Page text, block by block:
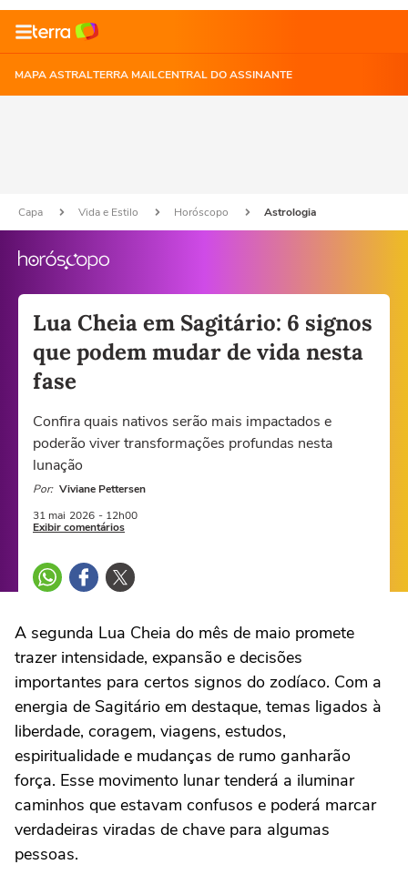
MAPA ASTRALTERRA MAILCENTRAL DO ASSINANTE
Capa Vida e Estilo Horóscopo Astrologia
Lua Cheia em Sagitário: 6 signos
que podem mudar de vida nesta
fase
Confira quais nativos serão mais impactados e
poderão viver transformações profundas nesta
lunação
Por: Viviane Pettersen
31 mai 2026 - 12h00
Exibir comentários
A segunda Lua Cheia do mês de maio promete
trazer intensidade, expansão e decisões
importantes para certos signos do zodíaco. Com a
energia de Sagitário em destaque, temas ligados à
liberdade, coragem, viagens, estudos,
espiritualidade e mudanças de rumo ganharão
força. Esse movimento lunar tenderá a iluminar
caminhos que estavam confusos e poderá marcar
verdadeiras viradas de chave para algumas
pessoas.